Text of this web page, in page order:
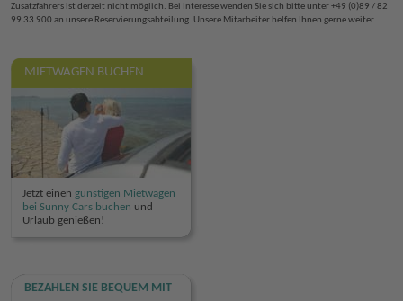
Zusatzfahrers ist derzeit nicht möglich. Bei Interesse wenden Sie sich bitte unter +49 (0)89 / 82
99 33 900 an unsere Reservierungsabteilung. Unsere Mitarbeiter helfen Ihnen gerne weiter.
MIETWAGEN BUCHEN
Jetzt einen günstigen Mietwagen
bei Sunny Cars buchen und
Urlaub genießen!
BEZAHLEN SIE BEQUEM MIT